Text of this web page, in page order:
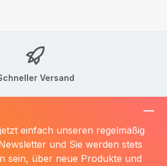
Versand
einfach unseren regelmäßig
und Sie werden stets
sein, über neue Produkte und